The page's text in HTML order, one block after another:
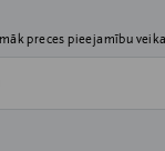
preces pieejamību